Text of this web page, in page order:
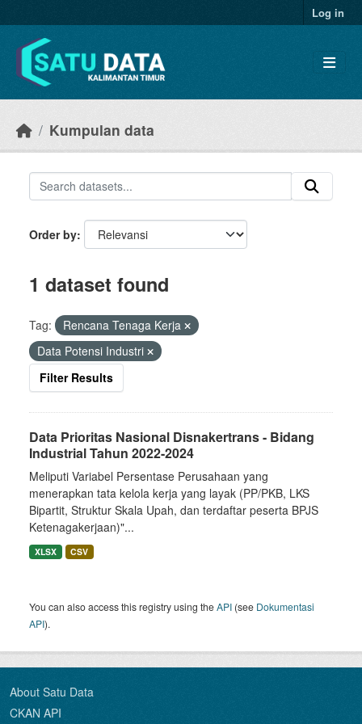
Log in
Kumpulan data
Order by
1 dataset found
Tag:
Rencana Tenaga Kerja
Data Potensi Industri
Filter Results
Data Prioritas Nasional Disnakertrans - Bidang
Industrial Tahun 2022-2024
Meliputi Variabel Persentase Perusahaan yang
menerapkan tata kelola kerja yang layak (PP/PKB, LKS
Bipartit, Struktur Skala Upah, dan terdaftar peserta BPJS
Ketenagakerjaan)"...
XLSX CSV
You can also access this registry using theAPI (see Dokumentasi
API).
About Satu Data
CKAN API